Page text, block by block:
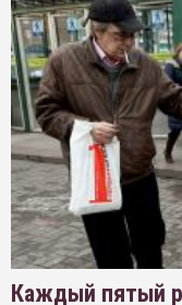
Каждый пятый